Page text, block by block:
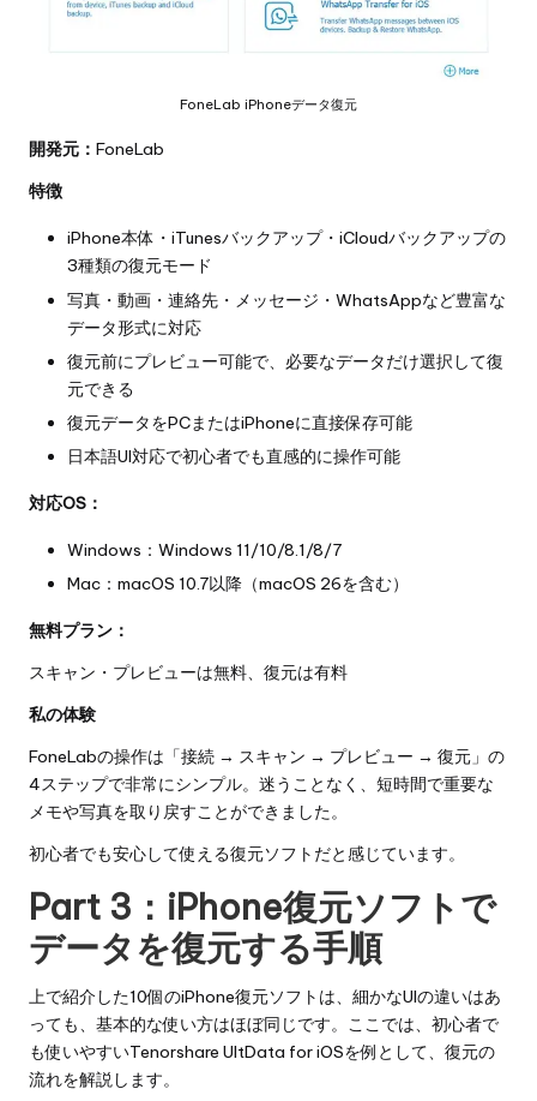
FoneLab iPhoneデータ復元
開発元： FoneLab
特徴
iPhone本体・iTunesバックアップ・iCloudバックアップの
3種類の復元モード
写真・動画・連絡先・メッセージ・WhatsAppなど豊富な
データ形式に対応
復元前にプレビュー可能で、必要なデータだけ選択して復
元できる
復元データをPCまたはiPhoneに直接保存可能
日本語UI対応で初心者でも直感的に操作可能
対応OS：
Windows：Windows 11/10/8.1/8/7
Mac：macOS 10.7以降（macOS 26を含む）
無料プラン：
スキャン・プレビューは無料、復元は有料
私の体験
FoneLabの操作は「接続 → スキャン → プレビュー → 復元」の
4ステップで非常にシンプル。迷うことなく、短時間で重要な
メモや写真を取り戻すことができました。
初心者でも安心して使える復元ソフトだと感じています。
Part 3：iPhone復元ソフトで
データを復元する手順
上で紹介した10個のiPhone復元ソフトは、細かなUIの違いはあ
っても、基本的な使い方はほぼ同じです。ここでは、初心者で
も使いやすいTenorshare UltData for iOSを例として、復元の
流れを解説します。